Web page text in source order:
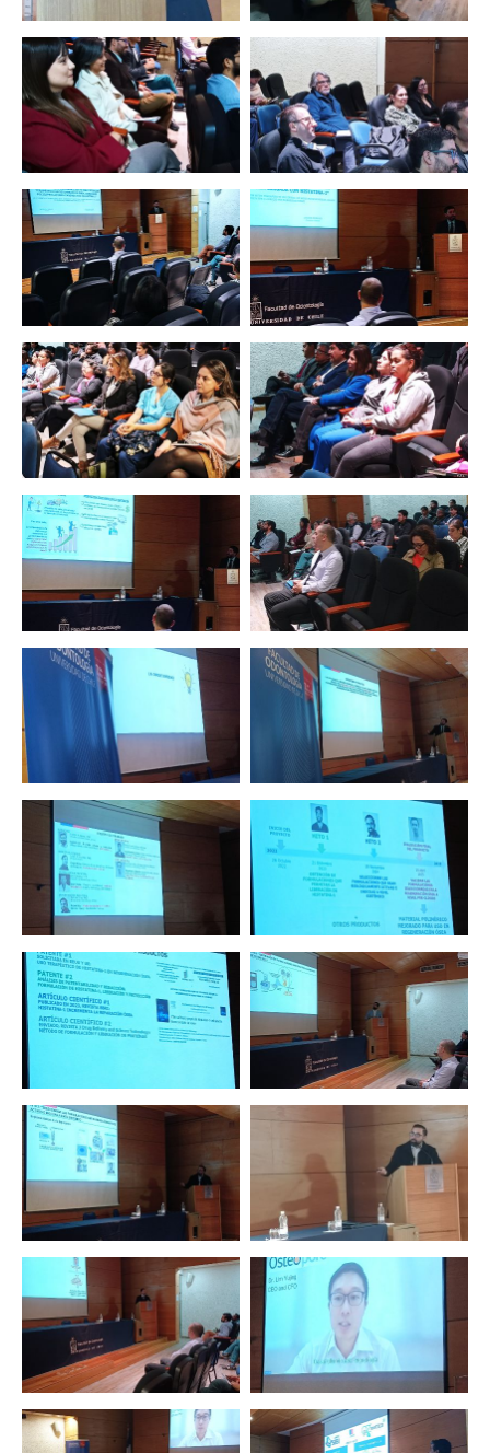
Zoom Zoom
Zoom Zoom
Zoom Zoom
Zoom Zoom
Zoom Zoom
Zoom
Zoom Zoom
Zoom Zoom
Zoom
Zoom Zoom